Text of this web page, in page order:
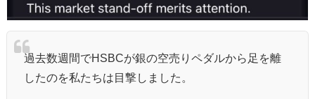
過去数週間でHSBCが銀の空売りペダルから足を離
したのを私たちは目撃しました。